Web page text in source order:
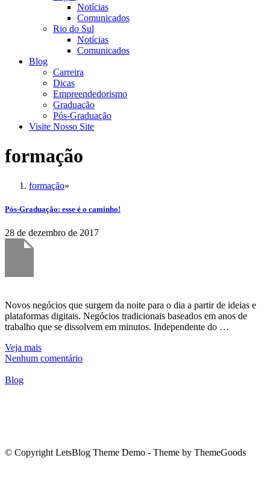
Notícias
Comunicados
Rio do Sul
Notícias
Comunicados
Blog
Carreira
Dicas
Empreendedorismo
Graduação
Pós-Graduação
Visite Nosso Site
formação
formação»
Pós-Graduação: esse é o caminho!
28 de dezembro de 2017
Novos negócios que surgem da noite para o dia a partir de ideias e
plataformas digitais. Negócios tradicionais baseados em anos de
trabalho que se dissolvem em minutos. Independente do …
Veja mais
Nenhum comentário
Blog
© Copyright LetsBlog Theme Demo - Theme by ThemeGoods